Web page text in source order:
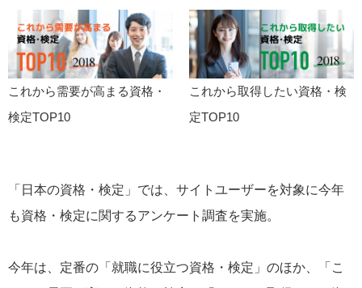
これから需要が高まる資格・
検定TOP10
これから取得したい資格・検
定TOP10
「日本の資格・検定」では、サイトユーザーを対象に今年
も資格・検定に関するアンケート調査を実施。
今年は、定番の「就職に役立つ資格・検定」のほか、「こ